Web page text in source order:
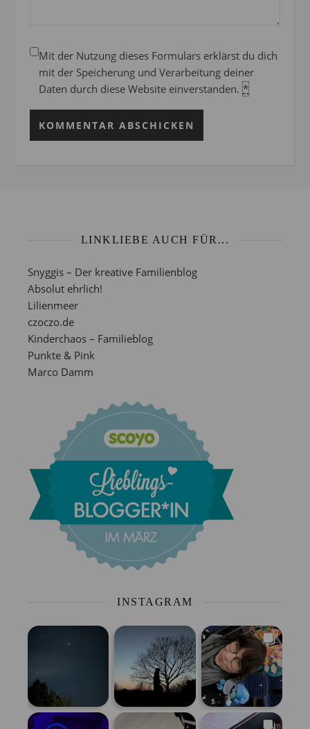
Mit der Nutzung dieses Formulars erklärst du dich
mit der Speicherung und Verarbeitung deiner
Daten durch diese Website einverstanden. *
LINKLIEBE AUCH FÜR...
Snyggis – Der kreative Familienblog
Absolut ehrlich!
Lilienmeer
czoczo.de
Kinderchaos – Familieblog
Punkte & Pink
Marco Damm
INSTAGRAM